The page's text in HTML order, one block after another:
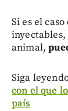
Si es el
animal,
Siga
con el que
país